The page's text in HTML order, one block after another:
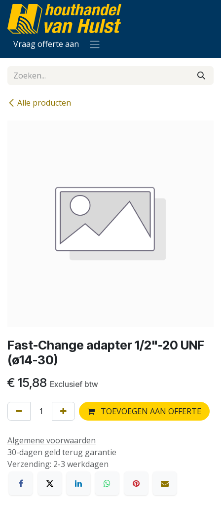
Overslaan naar inhoud
Vraag offerte aan
Alle producten
Fast-Change adapter 1/2"-20 UNF
(ø14-30)
€ 15,88 Exclusief btw
TOEVOEGEN AAN OFFERTE
Algemene voorwaarden
30-dagen geld terug garantie
Verzending: 2-3 werkdagen